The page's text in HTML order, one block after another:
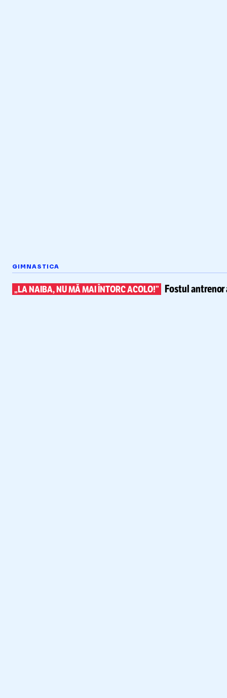
GIMNASTICA
„LA NAIBA, NU MĂ MAI ÎNTORC ACOLO!” Fostul